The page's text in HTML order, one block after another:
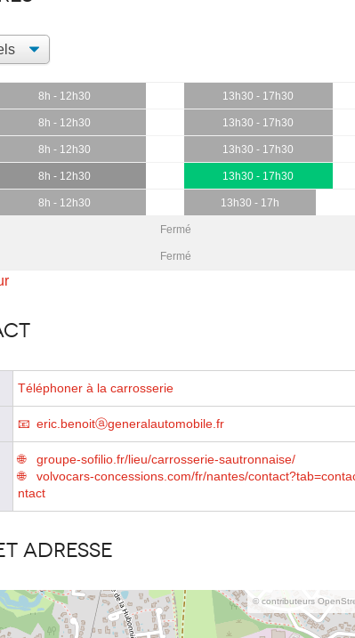
8h - 12h30 13h30 - 17h30
8h - 12h30 13h30 - 17h30
8h - 12h30 13h30 - 17h30
8h - 12h30 13h30 - 17h30
8h - 12h30 13h30 - 17h
Fermé
Fermé
Téléphoner à la carrosserie
eric.benoitⓐgeneralautomobile.fr
groupe-sofilio.fr/lieu/carrosserie-sautronnaise/
volvocars-concessions.com/fr/nantes/
ntact
adresse
© contributeurs